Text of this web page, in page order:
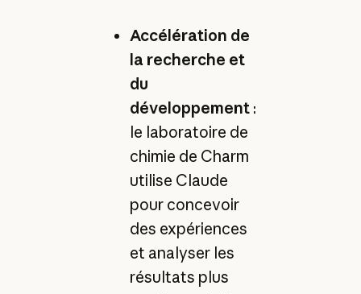
Accélération de
la recherche et
du
développement:
le laboratoire de
chimie de Charm
utilise Claude
pour concevoir
des expériences
et analyser les
résultats plus